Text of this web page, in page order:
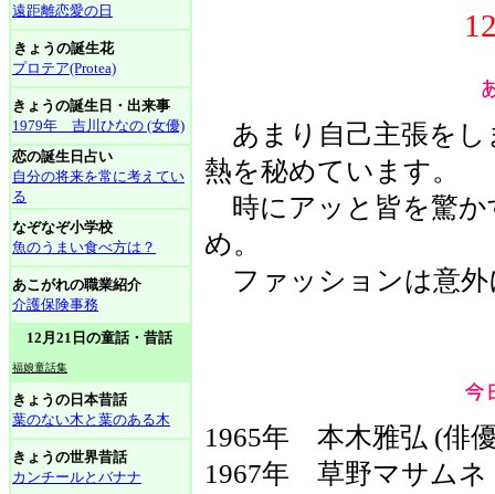
遠距離恋愛の日
きょうの誕生花
プロテア(Protea)
きょうの誕生日・出来事
1979年 吉川ひなの (女優)
恋の誕生日占い
自分の将来を常に考えてい
る
なぞなぞ小学校
魚のうまい食べ方は？
あこがれの職業紹介
介護保険事務
12月21日の童話・昔話
福娘童話集
きょうの日本昔話
葉のない木と葉のある木
きょうの世界昔話
カンチールとバナナ
あまり自己主張をし
熱を秘めています。
時にアッと皆を驚か
め。
ファッションは意外
1965年 本木雅弘 (俳
1967年 草野マサムネ